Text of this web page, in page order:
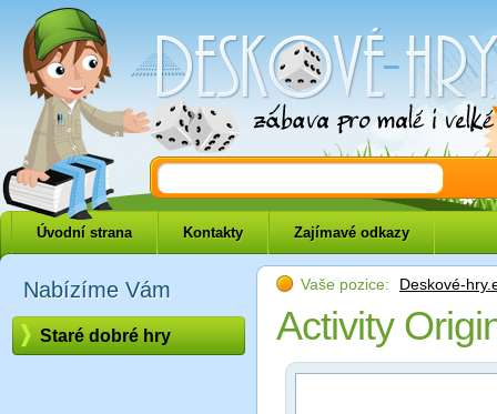
Deskové-hry.eu
Úvodní strana Kontakty Zajímavé odkazy
Nabízíme Vám
Staré dobré hry
Vaše pozice: Deskové-
Activity